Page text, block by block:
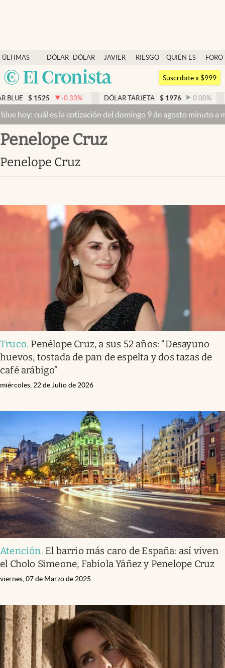
ÚLTIMAS
NOTICIAS
DÓLAR
DÓLAR
BLUE
JAVIER
RIESGO
QUIÉN ES
QUIÉN
FORO
Argentina
México
Dólar
Members
Economía y Política
Finanzas y Mercados
Mercados Online
Infotechnology
Eventos Corporativos
El Cronista Studio
Mediakit
abre en nueva pestaña
Argentina
Suscribite x $999
$ 1525 -0.33% DÓLAR TARJETA $ 1976 0.00%
cuál es la cotización del domingo 9 de agosto minuto a
Penelope Cruz
Penelope Cruz
Truco. Penélope Cruz, a sus 52 años: “Desayuno
huevos, tostada de pan de espelta y dos tazas de
café arábigo”
miércoles, 22 de Julio de 2026
Atención. El barrio más caro de España: así viven
el Cholo Simeone, Fabiola Yáñez y Penelope Cruz
viernes, 07 de Marzo de 2025